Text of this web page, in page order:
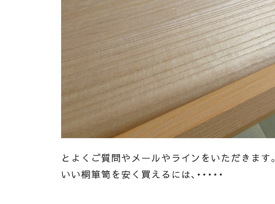
とよくご質問やメールやラインをいただきます。
いい桐箪笥を安く買えるには、・・・・・